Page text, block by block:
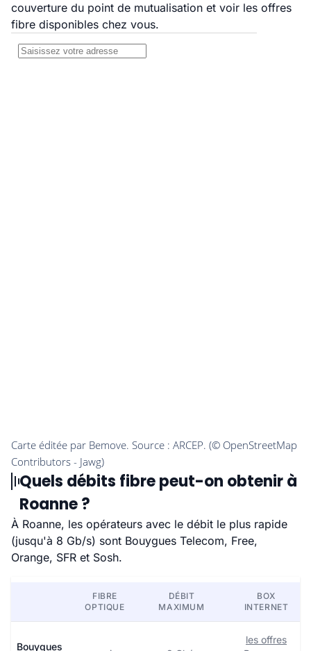
couverture du point de mutualisation et voir les offres
fibre disponibles chez vous.
Quels débits fibre peut-on obtenir à
Roanne ?
À Roanne, les opérateurs avec le débit le plus rapide
(jusqu'à 8 Gb/s) sont Bouygues Telecom, Free,
Orange, SFR et Sosh.
FIBRE
OPTIQUE
DÉBIT
MAXIMUM
BOX
INTERNET
Bouygues
les offres